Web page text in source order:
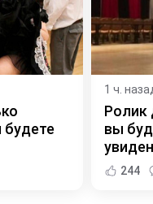
будете
1 ч.
Ролик
вы
244